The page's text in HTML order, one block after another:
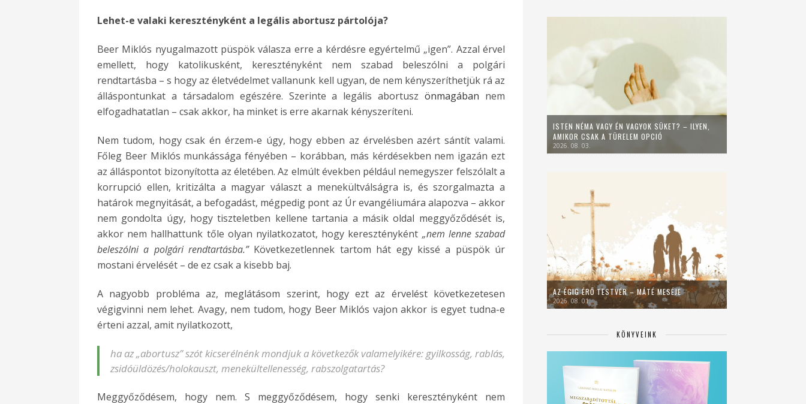
Lehet-e valaki keresztényként a legális abortusz pártolója?
Beer Miklós nyugalmazott püspök válasza erre a kérdésre egyértelmű „igen”. Azzal érvel
emellett, hogy katolikusként, keresztényként nem szabad beleszólni a polgári
rendtartásba – s hogy az életvédelmet vallanunk kell ugyan, de nem kényszeríthetjük rá az
álláspontunkat a társadalom egészére. Szerinte a legális abortuszönmagában nem
elfogadhatatlan – csak akkor, ha minket is erre akarnak kényszeríteni.
Nem tudom, hogy csak én érzem-e úgy, hogy ebben az érvelésben azért sántít valami.
Főleg Beer Miklós munkássága fényében – korábban, más kérdésekben nem igazán ezt
az álláspontot bizonyította az életében. Az elmúlt években például nemegyszer felszólalt a
korrupció ellen, kritizálta a magyar választ a menekültválságra is, és szorgalmazta a
határok megnyitását, a befogadást, mégpedig pont az Úr evangéliumára alapozva – akkor
nem gondolta úgy, hogy tiszteletben kellene tartania a másik oldal meggyőződését is,
akkor nem hallhattunk tőle olyan nyilatkozatot, hogy keresztényként „nem lenne szabad
beleszólni a polgári rendtartásba.”Következetlennek tartom hát egy kissé a püspök úr
mostani érvelését – de ez csak a kisebb baj.
A nagyobb probléma az, meglátásom szerint, hogy ezt az érvelést következetesen
végigvinni nem lehet. Avagy, nem tudom, hogy Beer Miklós vajon akkor is egyet tudna-e
érteni azzal, amit nyilatkozott,
ha az „abortusz” szót kicserélnénk mondjuk a következők valamelyikére: gyilkosság, rablás,
zsidóüldözés/holokauszt, menekültellenesség, rabszolgatartás?
Meggyőződésem, hogy nem. S meggyőződésem, hogy senki keresztényként nem
ISTEN NÉMA VAGY ÉN VAGYOK SÜKET? – ILYEN,
AMIKOR CSAK A TÜRELEM OPCIÓ
2026. 08. 03.
AZ ÉGIG ÉRŐ TESTVÉR – MÁTÉ MESÉJE
2026. 08. 01.
KÖNYVEINK